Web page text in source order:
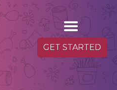
GET STARTED